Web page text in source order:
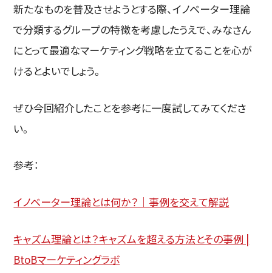
新たなものを普及させようとする際、イノベーター理論
で分類するグループの特徴を考慮したうえで、みなさん
にとって最適なマーケティング戦略を立てることを心が
けるとよいでしょう。
ぜひ今回紹介したことを参考に一度試してみてくださ
い。
参考：
イノベーター理論とは何か？｜事例を交えて解説
キャズム理論とは？キャズムを超える方法とその事例 |
BtoBマーケティングラボ